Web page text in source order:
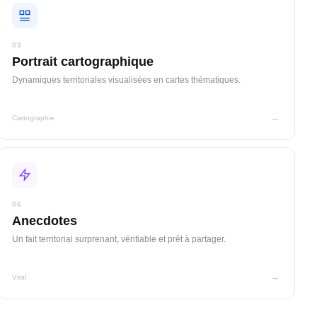
03
Portrait cartographique
Dynamiques territoriales visualisées en cartes thématiques.
Cartographie →
06
Anecdotes
Un fait territorial surprenant, vérifiable et prêt à partager.
Viral →